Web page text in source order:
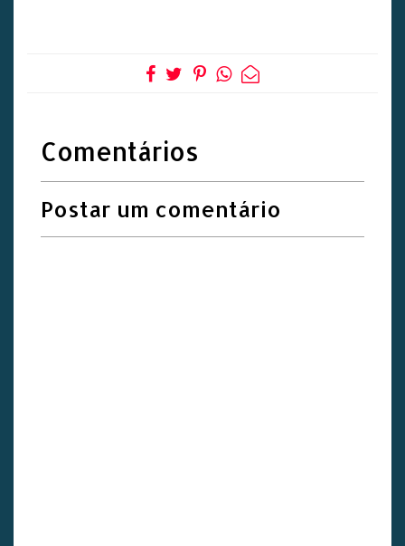
Comentários
Postar um comentário